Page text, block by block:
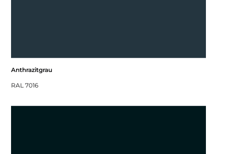
Anthrazitgrau
RAL 7016